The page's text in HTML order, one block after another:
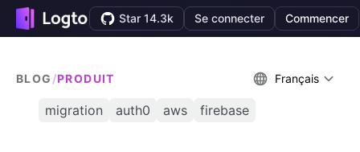
Star 14.3k Se connecter Commencer
BLOG /PRODUIT Français
migration auth0 aws firebase